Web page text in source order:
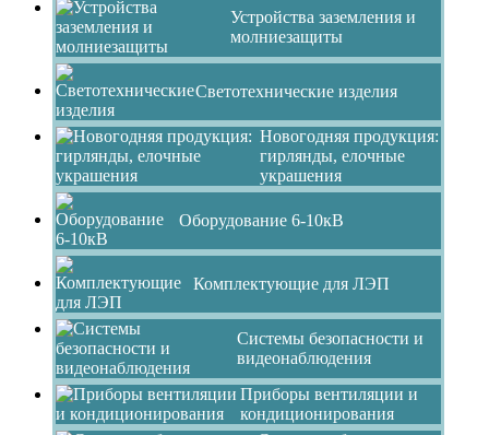
Устройства заземления и
молниезащиты
Светотехнические изделия
Новогодняя продукция:
гирлянды, елочные
украшения
Оборудование 6-10кВ
Комплектующие для ЛЭП
Системы безопасности и
видеонаблюдения
Приборы вентиляции и
кондиционирования